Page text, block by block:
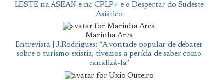
LESTE na ASEAN e na CPLP+ e o Despertar do Sudeste
Asiático
Marinha Area
Entrevista | J.Rodrigues: “A vontade popular de debater
sobre o turismo existia, tivemos a perícia de saber como
canalizá-la”